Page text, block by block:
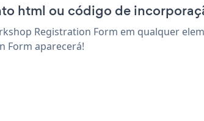
html ou código de
Registration Form em qualquer
Form aparecerá!